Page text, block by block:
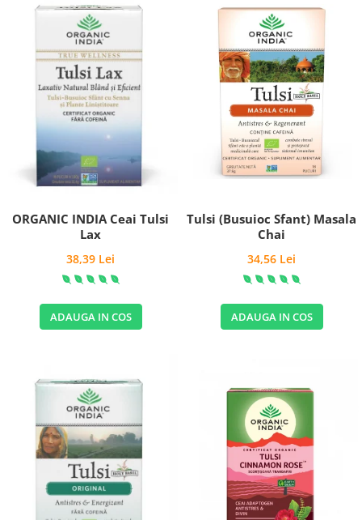
ORGANIC INDIA Ceai Tulsi
Lax
38,39 Lei
ADAUGA IN COS
Tulsi (Busuioc Sfant) Masala
Chai
34,56 Lei
ADAUGA IN COS